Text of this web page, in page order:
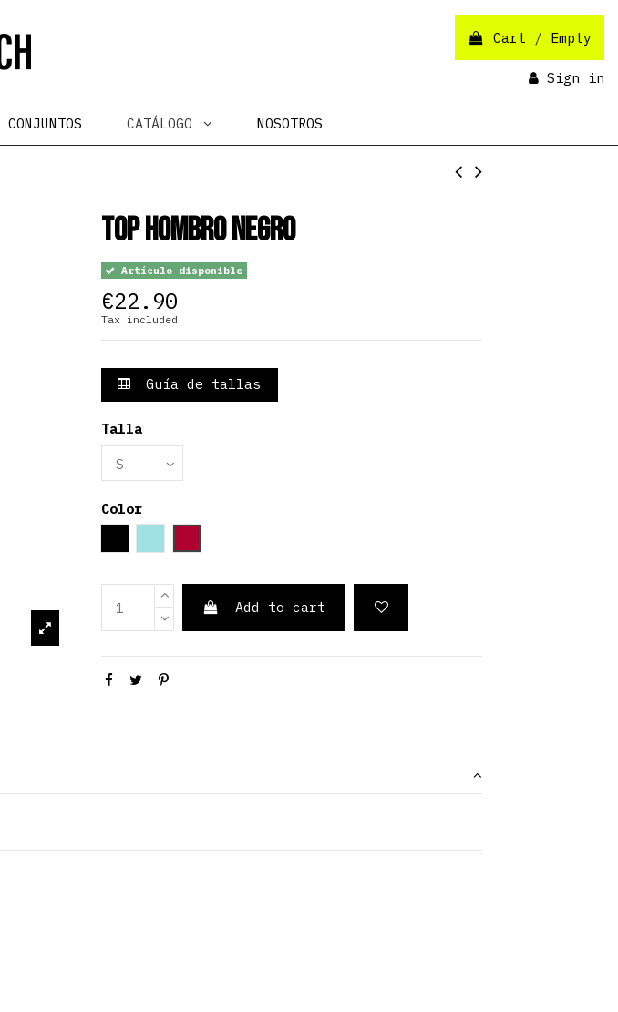
Cart / Empty
Sign in
CONJUNTOS CATÁLOGO NOSOTROS
Top hombro negro
Artículo disponible
€22.90
Tax included
Guía de tallas
Talla
Color
Add to cart